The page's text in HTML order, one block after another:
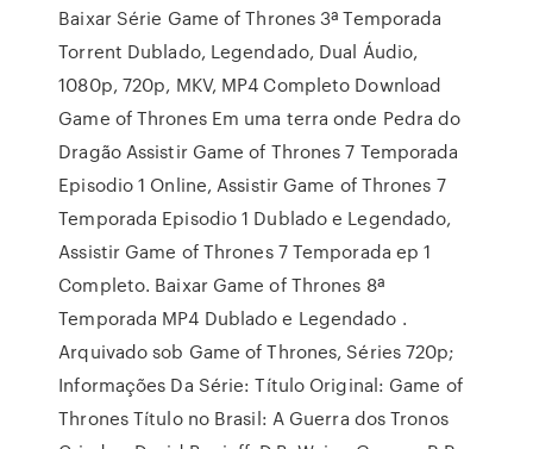
Baixar Série Game of Thrones 3ª Temporada
Torrent Dublado, Legendado, Dual Áudio,
1080p, 720p, MKV, MP4 Completo Download
Game of Thrones Em uma terra onde Pedra do
Dragão Assistir Game of Thrones 7 Temporada
Episodio 1 Online, Assistir Game of Thrones 7
Temporada Episodio 1 Dublado e Legendado,
Assistir Game of Thrones 7 Temporada ep 1
Completo. Baixar Game of Thrones 8ª
Temporada MP4 Dublado e Legendado .
Arquivado sob Game of Thrones, Séries 720p;
Informações Da Série: Título Original: Game of
Thrones Título no Brasil: A Guerra dos Tronos